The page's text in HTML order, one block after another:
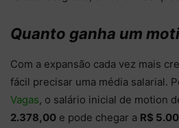
Quanto ganha um
Com a expansão cada vez mais
fácil precisar uma média salarial.
Vagas, o salário inicial de motion
2.378,00 e pode chegar a R$